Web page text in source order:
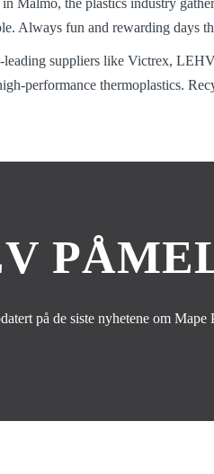
Malmö, the plastics industry
Always fun and rewarding days
suppliers like Victrex,
performance thermoplastics.
på de siste nyhetene om Mape